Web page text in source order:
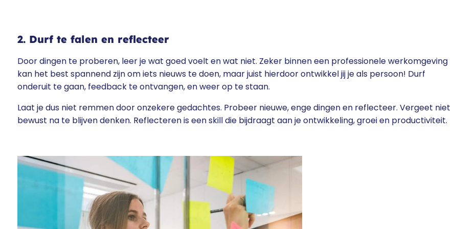
2. Durf te falen en reflecteer
Door dingen te proberen, leer je wat goed voelt en wat niet. Zeker binnen een professionele werkomgeving
kan het best spannend zijn om iets nieuws te doen, maar juist hierdoor ontwikkel jij je als persoon! Durf
onderuit te gaan, feedback te ontvangen, en weer op te staan.
Laat je dus niet remmen door onzekere gedachtes. Probeer nieuwe, enge dingen en reflecteer. Vergeet niet
bewust na te blijven denken. Reflecteren is een skill die bijdraagt aan je ontwikkeling, groei en productiviteit.